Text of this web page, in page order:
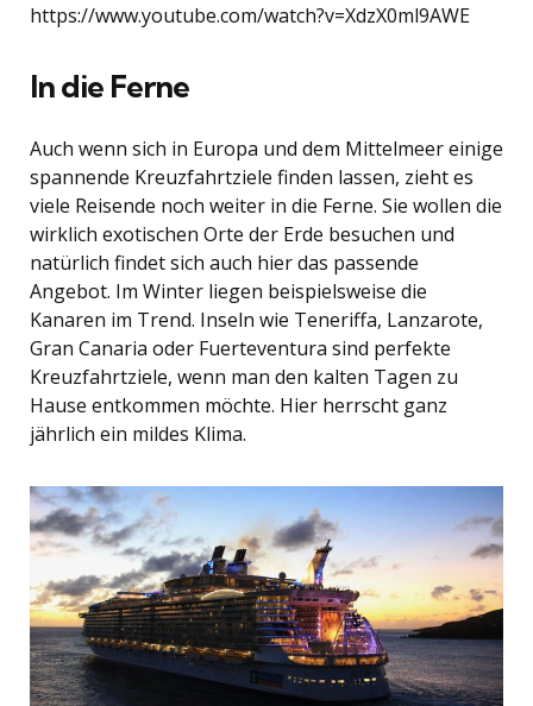
https://www.youtube.com/watch?v=XdzX0ml9AWE
In die Ferne
Auch wenn sich in Europa und dem Mittelmeer einige
spannende Kreuzfahrtziele finden lassen, zieht es
viele Reisende noch weiter in die Ferne. Sie wollen die
wirklich exotischen Orte der Erde besuchen und
natürlich findet sich auch hier das passende
Angebot. Im Winter liegen beispielsweise die
Kanaren im Trend. Inseln wie Teneriffa, Lanzarote,
Gran Canaria oder Fuerteventura sind perfekte
Kreuzfahrtziele, wenn man den kalten Tagen zu
Hause entkommen möchte. Hier herrscht ganz
jährlich ein mildes Klima.